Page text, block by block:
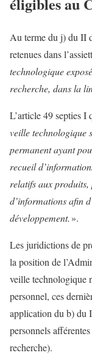
Au terme du j) du II
retenues dans
technologique
recherche, dans la
L’article 49 septies I
veille technologique
permanent ayant
recueil
relatifs aux produits,
d’informations afin
développement. ».
Les juridictions de
la position de
veille technologique
personnel, ces
application du b) du
personnels
recherche).